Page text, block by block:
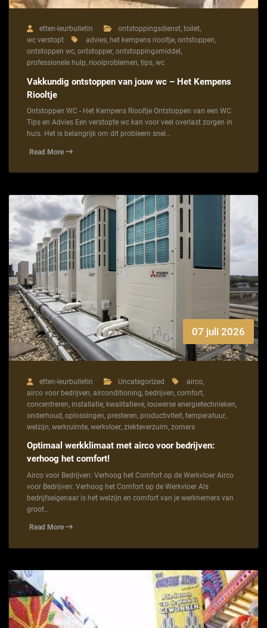
etten-leurbulletin ontstoppingsdienst, toilet,
wc verstopt
advies, het kempens riooltje, ontstoppen,
ontstoppen wc, ontstopper, ontstoppingsmiddel ,
professionele hulp, rioolproblemen, tips, wc
Vakkundig ontstoppen van jouw wc – Het Kempens
Riooltje
Ontstoppen WC - Het Kempens Riooltje Ontstoppen van een WC:
Tips en Advies Een verstopte wc kan voor veel overlast zorgen in
huis. Het is belangrijk om dit probleem snel…
Read More
07 juli 2026
etten-leurbulletin Uncategorized airco,
airco voor bedrijven, airconditioning, bedrijven, comfort,
concentreren, installatie, kwalitatieve, louwerse energietechnieken,
onderhoud, oplossingen, presteren, productiviteit, temperatuur,
welzijn, werkruimte, werkvloer, ziekteverzuim, zomers
Optimaal werkklimaat met airco voor bedrijven:
verhoog het comfort!
Airco voor Bedrijven: Verhoog het Comfort op de Werkvloer Airco
voor Bedrijven: Verhoog het Comfort op de Werkvloer Als
bedrijfseigenaar is het welzijn en comfort van je werknemers van
groot…
Read More